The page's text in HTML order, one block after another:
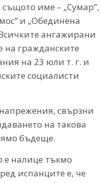
име – „Сумар”,
и „Обединена
ангажирани
на гражданските
на 23 юли т. г. и
социалисти
свързни
на такова
бъдеще.
е налице тъкмо
испанците е, че